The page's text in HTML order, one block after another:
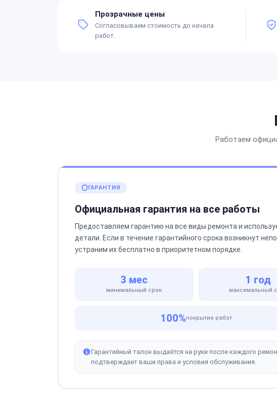
Прозрачные цены
Согласовываем стоимость до начала
работ.
Работаем
ГАРАНТИЯ
Официальная гарантия на все работы
Предоставляем гарантию на все виды ремонта и
детали. Если в течение гарантийного срока возникнут
устраним их бесплатно в приоритетном порядке.
3 мес
минимальный срок
1 год
максимальный
100%покрытие работ
Гарантийный талон выдаётся на руки после каждого
подтверждает ваши права и условия обслуживания.